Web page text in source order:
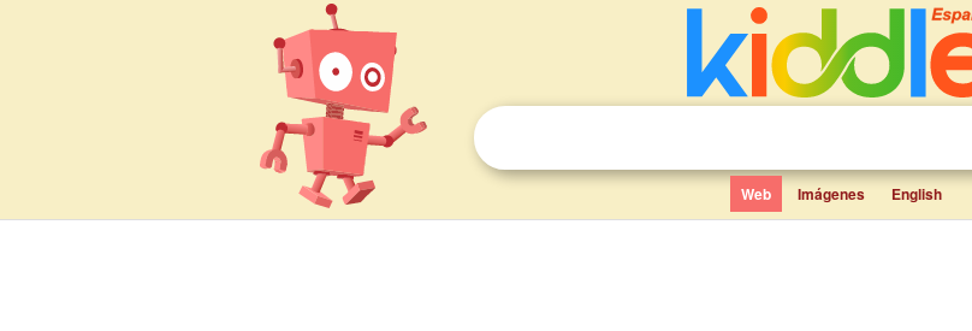
Web Imágenes English